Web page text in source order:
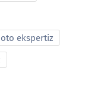
ekspertiz